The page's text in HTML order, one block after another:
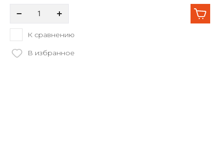
К сравнению
В избранное